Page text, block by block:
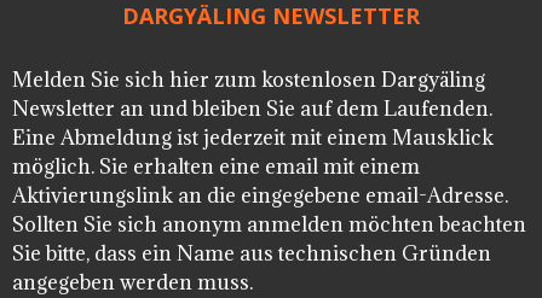
DARGYÄLING NEWSLETTER
Melden Sie sich hier zum kostenlosen Dargyäling
Newsletter an und bleiben Sie auf dem Laufenden.
Eine Abmeldung ist jederzeit mit einem Mausklick
möglich. Sie erhalten eine email mit einem
Aktivierungslink an die eingegebene email-Adresse.
Sollten Sie sich anonym anmelden möchten beachten
Sie bitte, dass ein Name aus technischen Gründen
angegeben werden muss.